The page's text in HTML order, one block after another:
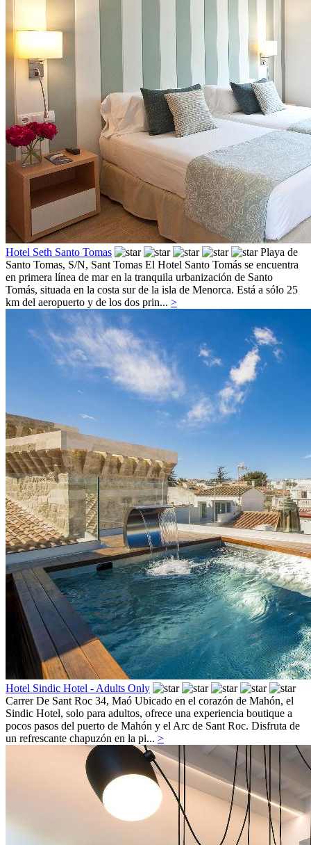
Hotel Seth Santo Tomas
Playa de
Santo Tomas, S/N, Sant Tomas El Hotel Santo Tomás se encuentra
en primera línea de mar en la tranquila urbanización de Santo
Tomás, situada en la costa sur de la isla de Menorca. Está a sólo 25
km del aeropuerto y de los dos prin... >
Hotel Sindic Hotel - Adults Only
Carrer De Sant Roc 34, Maó Ubicado en el corazón de Mahón, el
Sindic Hotel, solo para adultos, ofrece una experiencia boutique a
pocos pasos del puerto de Mahón y el Arc de Sant Roc. Disfruta de
un refrescante chapuzón en la pi... >